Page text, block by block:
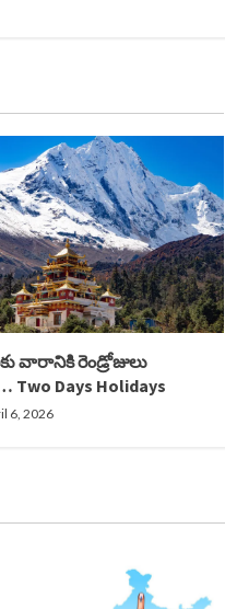
వారానికి రెండ్రోజులు
Two Days Holidays
6, 2026